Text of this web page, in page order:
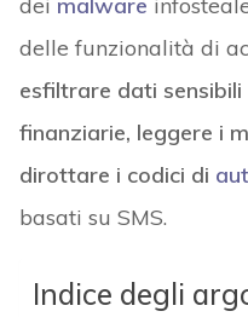
delle funzionalità di
esfiltrare dati
finanziarie, leggere i
dirottare i codici di
basati su SMS.
Indice degli